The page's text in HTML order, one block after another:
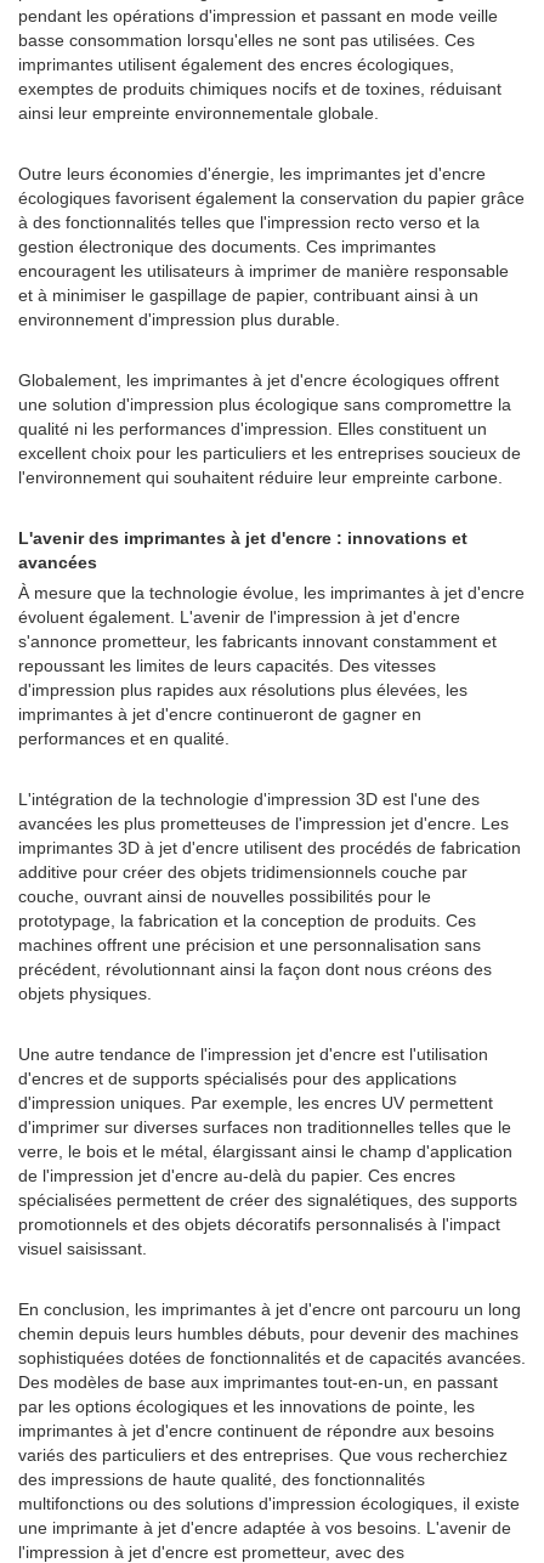
pendant les opérations d'impression et passant en mode veille
basse consommation lorsqu'elles ne sont pas utilisées. Ces
imprimantes utilisent également des encres écologiques,
exemptes de produits chimiques nocifs et de toxines, réduisant
ainsi leur empreinte environnementale globale.
Outre leurs économies d'énergie, les imprimantes jet d'encre
écologiques favorisent également la conservation du papier grâce
à des fonctionnalités telles que l'impression recto verso et la
gestion électronique des documents. Ces imprimantes
encouragent les utilisateurs à imprimer de manière responsable
et à minimiser le gaspillage de papier, contribuant ainsi à un
environnement d'impression plus durable.
Globalement, les imprimantes à jet d'encre écologiques offrent
une solution d'impression plus écologique sans compromettre la
qualité ni les performances d'impression. Elles constituent un
excellent choix pour les particuliers et les entreprises soucieux de
l'environnement qui souhaitent réduire leur empreinte carbone.
L'avenir des imprimantes à jet d'encre : innovations et
avancées
À mesure que la technologie évolue, les imprimantes à jet d'encre
évoluent également. L'avenir de l'impression à jet d'encre
s'annonce prometteur, les fabricants innovant constamment et
repoussant les limites de leurs capacités. Des vitesses
d'impression plus rapides aux résolutions plus élevées, les
imprimantes à jet d'encre continueront de gagner en
performances et en qualité.
L'intégration de la technologie d'impression 3D est l'une des
avancées les plus prometteuses de l'impression jet d'encre. Les
imprimantes 3D à jet d'encre utilisent des procédés de fabrication
additive pour créer des objets tridimensionnels couche par
couche, ouvrant ainsi de nouvelles possibilités pour le
prototypage, la fabrication et la conception de produits. Ces
machines offrent une précision et une personnalisation sans
précédent, révolutionnant ainsi la façon dont nous créons des
objets physiques.
Une autre tendance de l'impression jet d'encre est l'utilisation
d'encres et de supports spécialisés pour des applications
d'impression uniques. Par exemple, les encres UV permettent
d'imprimer sur diverses surfaces non traditionnelles telles que le
verre, le bois et le métal, élargissant ainsi le champ d'application
de l'impression jet d'encre au-delà du papier. Ces encres
spécialisées permettent de créer des signalétiques, des supports
promotionnels et des objets décoratifs personnalisés à l'impact
visuel saisissant.
En conclusion, les imprimantes à jet d'encre ont parcouru un long
chemin depuis leurs humbles débuts, pour devenir des machines
sophistiquées dotées de fonctionnalités et de capacités avancées.
Des modèles de base aux imprimantes tout-en-un, en passant
par les options écologiques et les innovations de pointe, les
imprimantes à jet d'encre continuent de répondre aux besoins
variés des particuliers et des entreprises. Que vous recherchiez
des impressions de haute qualité, des fonctionnalités
multifonctions ou des solutions d'impression écologiques, il existe
une imprimante à jet d'encre adaptée à vos besoins. L'avenir de
l'impression à jet d'encre est prometteur, avec des